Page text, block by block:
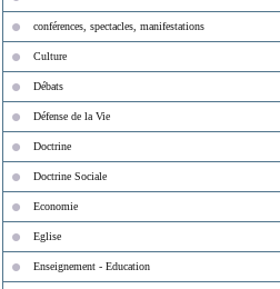
conférences, spectacles, manifestations
Culture
Débats
Défense de la Vie
Doctrine
Doctrine Sociale
Economie
Eglise
Enseignement - Education